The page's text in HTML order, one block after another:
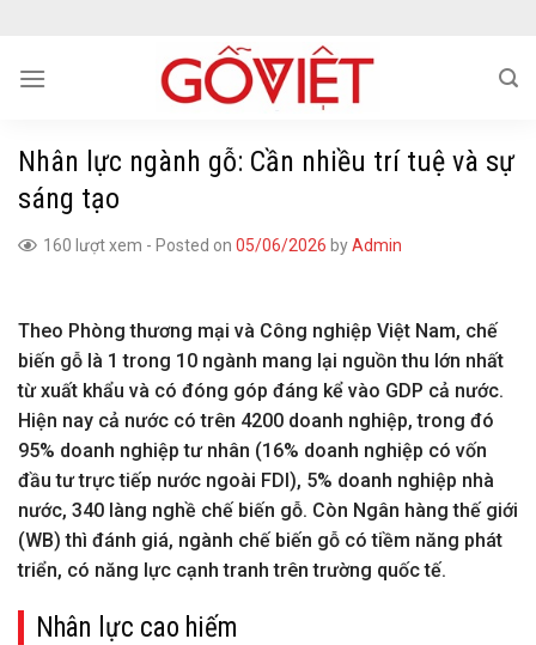
content
Nhân lực ngành gỗ: Cần nhiều trí tuệ và sự
sáng tạo
160 lượt xem - Posted on 05/06/2026 byAdmin
Theo Phòng thương mại và Công nghiệp Việt Nam, chế
biến gỗ là 1 trong 10 ngành mang lại nguồn thu lớn nhất
từ xuất khẩu và có đóng góp đáng kể vào GDP cả nước.
Hiện nay cả nước có trên 4200 doanh nghiệp, trong đó
95% doanh nghiệp tư nhân (16% doanh nghiệp có vốn
đầu tư trực tiếp nước ngoài FDI), 5% doanh nghiệp nhà
nước, 340 làng nghề chế biến gỗ. Còn Ngân hàng thế giới
(WB) thì đánh giá, ngành chế biến gỗ có tiềm năng phát
triển, có năng lực cạnh tranh trên trường quốc tế.
Nhân lực cao hiếm